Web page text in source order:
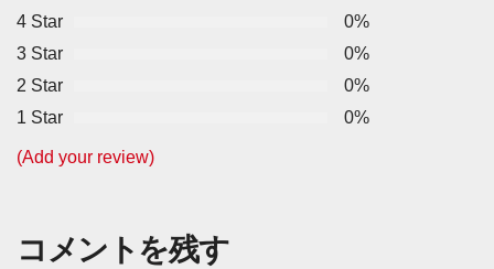
4 Star
0%
3 Star
0%
2 Star
0%
1 Star
0%
(Add your review)
コメントを残す